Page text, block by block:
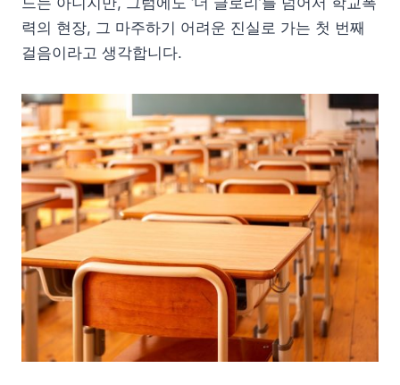
력의 현장, 그 마주하기 어려운 진실로 가는 첫 번째
걸음이라고 생각합니다.